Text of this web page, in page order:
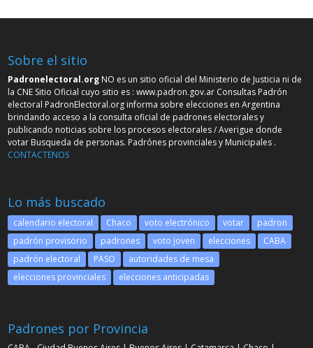
Sobre el sitio
Padronelectoral.org NO es un sitio oficial del Ministerio de Justicia ni de
la CNE Sitio Oficial cuyo sitio es :www.padron.gov.ar Consultas Padrón
electoral PadronElectoral.org informa sobre elecciones en Argentina
brindando acceso a la consulta oficial de padrones electorales y
publicando noticias sobre los procesos electorales / Averigue donde
votar Busqueda de personas. Padrónes provinciales y Municipales .
CONTACTENOS
Lo más buscado
calendario electoral Chaco voto electrónico votar
padron
padrón provisorio
padrones voto joven elecciones
CABA
padrón electoral
PASO
autoridades de mesa
elecciones provinciales
elecciones anticipadas
Padrones por Provincia